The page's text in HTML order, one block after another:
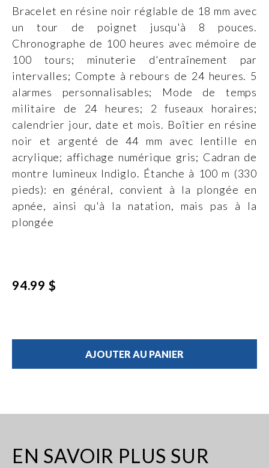
Bracelet en résine noir réglable de 18 mm avec
un tour de poignet jusqu'à 8 pouces.
Chronographe de 100 heures avec mémoire de
100 tours; minuterie d'entraînement par
intervalles; Compte à rebours de 24 heures. 5
alarmes personnalisables; Mode de temps
militaire de 24 heures; 2 fuseaux horaires;
calendrier jour, date et mois. Boîtier en résine
noir et argenté de 44 mm avec lentille en
acrylique; affichage numérique gris; Cadran de
montre lumineux Indiglo. Étanche à 100 m (330
pieds): en général, convient à la plongée en
apnée, ainsi qu'à la natation, mais pas à la
plongée
94.99 $
AJOUTER AU PANIER
EN SAVOIR PLUS SUR